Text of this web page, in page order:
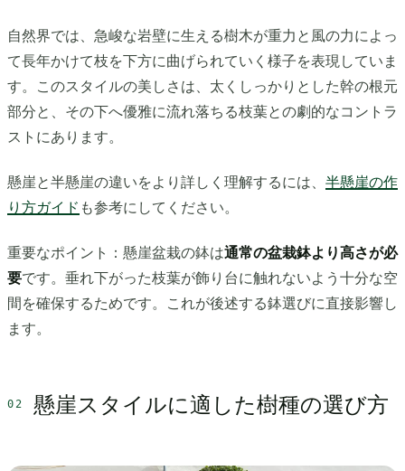
自然界では、急峻な岩壁に生える樹木が重力と風の力によっ
て長年かけて枝を下方に曲げられていく様子を表現していま
す。このスタイルの美しさは、太くしっかりとした幹の根元
部分と、その下へ優雅に流れ落ちる枝葉との劇的なコントラ
ストにあります。
懸崖と半懸崖の違いをより詳しく理解するには、 半懸崖の作
り方ガイド も参考にしてください。
重要なポイント：懸崖盆栽の鉢は通常の盆栽鉢より高さが必
要です。垂れ下がった枝葉が飾り台に触れないよう十分な空
間を確保するためです。これが後述する鉢選びに直接影響し
ます。
懸崖スタイルに適した樹種の選び方